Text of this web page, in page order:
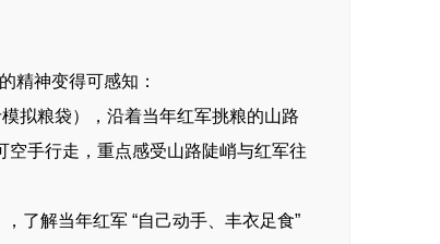
精神变得可感知：
拟粮袋），沿着当年红军挑粮的山路
空手行走，重点感受山路陡峭与红军往
了解当年红军 “自己动手、丰衣足食”